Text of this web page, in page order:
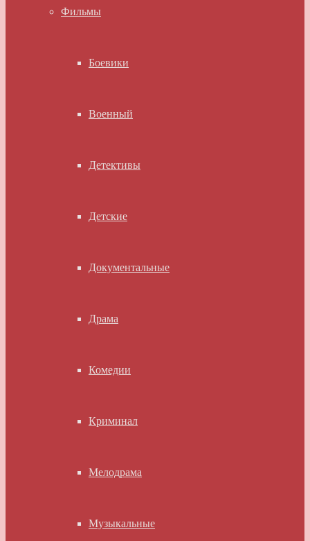
Фильмы
Боевики
Военный
Детективы
Детские
Документальные
Драма
Комедии
Криминал
Мелодрама
Музыкальные